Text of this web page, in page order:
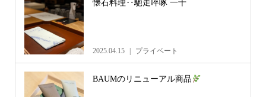
懐石料理‥馳走啐啄 一十
2025.04.15 プライベート
BAUMのリニューアル商品